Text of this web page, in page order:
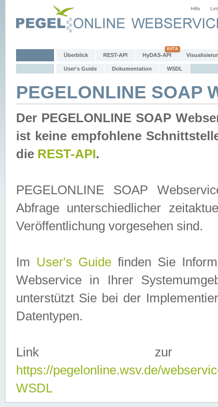
Hilfe
Überblick REST-API HyDAS-API
User's Guide Dokumentation WSDL
PEGELONLINE SOAP
Der PEGELONLINE SOAP
ist keine empfohlene
die REST-API.
PEGELONLINE SOAP
Abfrage unterschiedlicher
Veröffentlichung vorgesehen sind.
Im User's Guidefinden Sie
Webservice in Ihrer
unterstützt Sie bei der
Datentypen.
Link zur
https://pegelonline.wsv.de/
WSDL